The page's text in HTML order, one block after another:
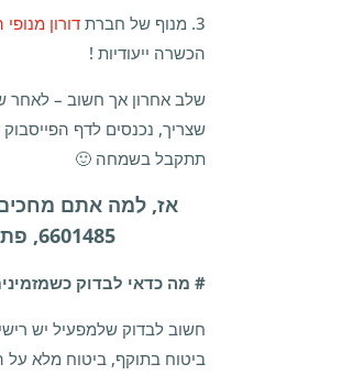
3. מנוף של חברת דורון
הכשרה ייעודיות !
שלב אחרון אך חשוב – לאחר
שצריך, נכנסים לדף
תתקבל בשמחה 🙂
אז, למה אתם
6601485, פתרון הרמת משאות ב
# מה כדאי לבדוק
חשוב לבדוק שלמפעיל יש
ביטוח בתוקף, ביטוח מלא על